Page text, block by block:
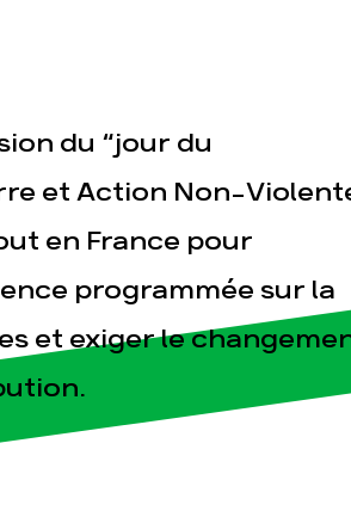
Contact
du “jour du
et Action Non-
en France pour
programmée sur la
et exiger le